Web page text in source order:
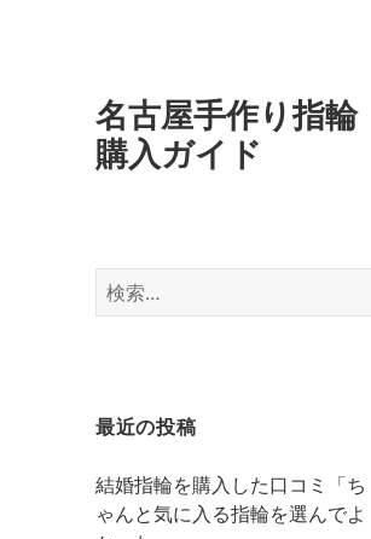
名古屋手作り指輪
購入ガイド
検
索:
最近の投稿
結婚指輪を購入した口コミ「ち
ゃんと気に入る指輪を選んでよ